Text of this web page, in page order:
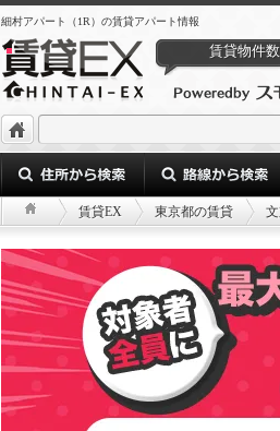
細村アパート（1R）の賃貸アパート情報
賃貸物件数
賃貸EX 東京都の賃貸